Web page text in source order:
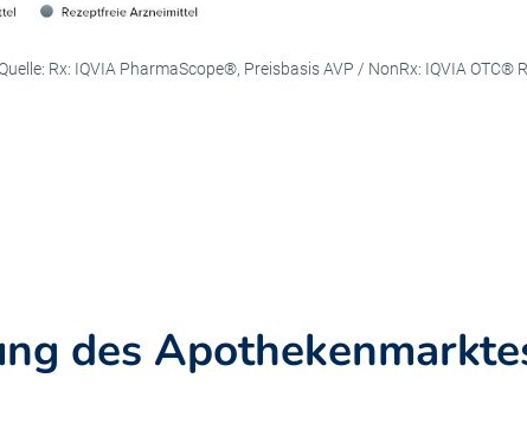
Rx: IQVIA PharmaScope®, Preisbasis AVP / NonRx: IQVIA OTC®
des